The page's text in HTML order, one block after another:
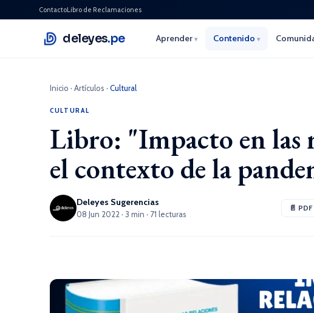
ContactoLibro de Reclamaciones
deleyes.pe Aprender ▾ Contenido ▾
Inicio · Artículos · Cultural
CULTURAL
Libro: "Impacto en las
el contexto de la
Deleyes Sugerencias
08 Jun 2022 · 3 min · 71 lecturas
📄 PDF